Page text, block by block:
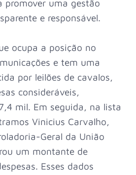
promover uma gestão
e responsável.
ocupa a posição no
e tem uma
por leilões de cavalos,
consideráveis,
mil. Em seguida, na lista
Vinicius Carvalho,
Geral da União
um montante de
Esses dados